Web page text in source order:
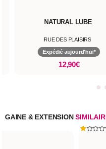
NATURAL LUBE
RUE DES PLAISIRS
Expédié aujourd'hui*
12,90€
GAINE & EXTENSION